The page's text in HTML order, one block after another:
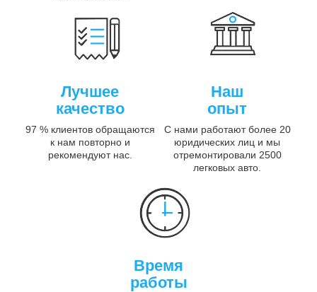
Лучшее
качество
97 % клиентов обращаются
к нам повторно и
рекомендуют нас.
Наш
опыт
С нами работают более 20
юридических лиц и мы
отремонтировали 2500
легковых авто.
Время
работы